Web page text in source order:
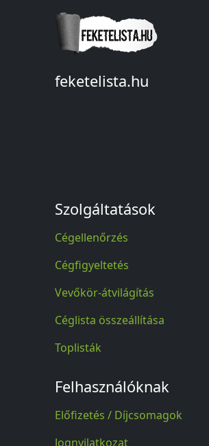
feketelista.hu
Szolgáltatások
Cégellenőrzés
Cégfigyeltetés
Vevőkör-átvilágítás
Céglista összeállítása
Toplisták
Felhasználóknak
Előfizetés / Díjcsomagok
Jognyilatkozat